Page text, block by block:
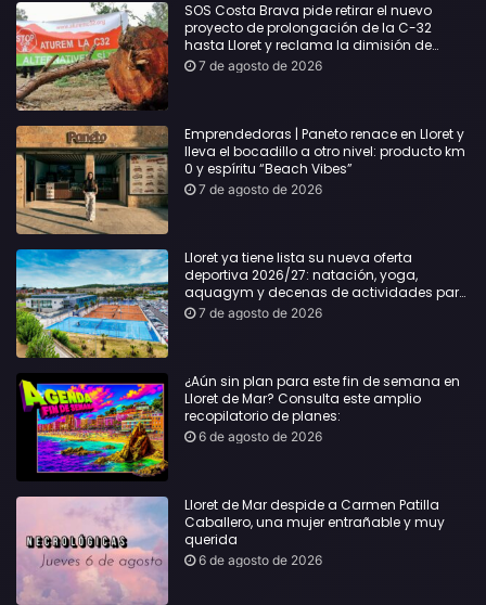
SOS Costa Brava pide retirar el nuevo
proyecto de prolongación de la C-32
hasta Lloret y reclama la dimisión de
Sílvia Paneque
7 de agosto de 2026
Emprendedoras | Paneto renace en Lloret y
lleva el bocadillo a otro nivel: producto km
0 y espíritu “Beach Vibes”
7 de agosto de 2026
Lloret ya tiene lista su nueva oferta
deportiva 2026/27: natación, yoga,
aquagym y decenas de actividades para
todas las edades
7 de agosto de 2026
¿Aún sin plan para este fin de semana en
Lloret de Mar? Consulta este amplio
recopilatorio de planes:
6 de agosto de 2026
Lloret de Mar despide a Carmen Patilla
Caballero, una mujer entrañable y muy
querida
6 de agosto de 2026